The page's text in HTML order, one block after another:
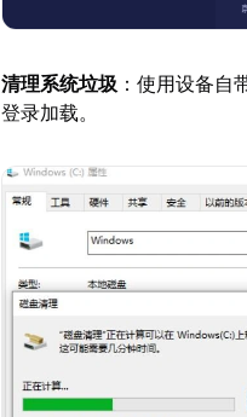
清理系统垃圾 ：使用设备
登录加载。